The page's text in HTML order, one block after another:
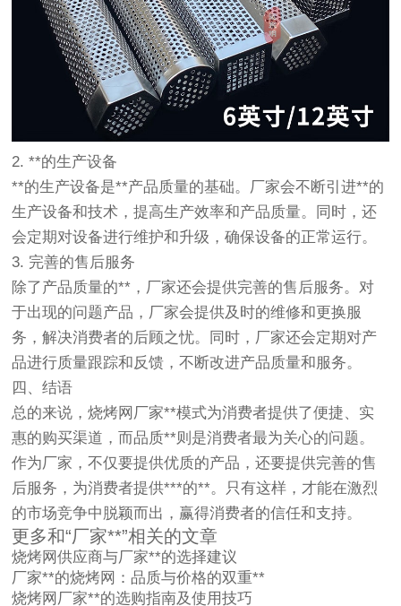
2. **的生产设备
**的生产设备是**产品质量的基础。厂家会不断引进**的
生产设备和技术，提高生产效率和产品质量。同时，还
会定期对设备进行维护和升级，确保设备的正常运行。
3. 完善的售后服务
除了产品质量的**，厂家还会提供完善的售后服务。对
于出现的问题产品，厂家会提供及时的维修和更换服
务，解决消费者的后顾之忧。同时，厂家还会定期对产
品进行质量跟踪和反馈，不断改进产品质量和服务。
四、结语
总的来说，烧烤网厂家**模式为消费者提供了便捷、实
惠的购买渠道，而品质**则是消费者最为关心的问题。
作为厂家，不仅要提供优质的产品，还要提供完善的售
后服务，为消费者提供***的**。只有这样，才能在激烈
的市场竞争中脱颖而出，赢得消费者的信任和支持。
更多和“厂家**”相关的文章
烧烤网供应商与厂家**的选择建议
厂家**的烧烤网：品质与价格的双重**
烧烤网 厂家**的选购指南及使用技巧